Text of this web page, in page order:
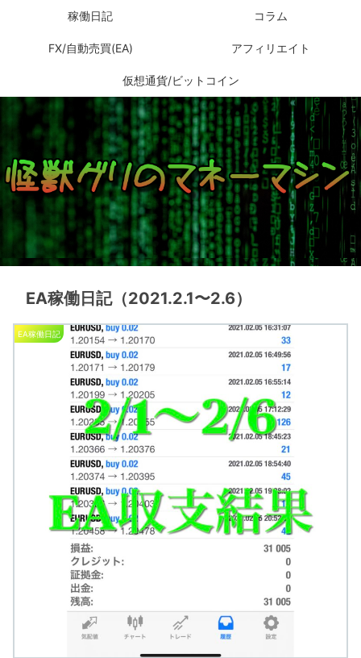
稼働日記 コラム
FX/自動売買(EA) アフィリエイト
仮想通貨/ビットコイン
EA稼働日記（2021.2.1〜2.6）
EA稼働日記